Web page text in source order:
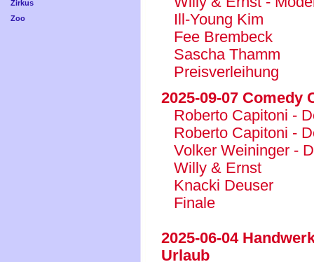
Zirkus
Zoo
Ill-Young Kim
Fee Brembeck
Sascha Thamm
Preisverleihung
2025-09-07 Comedy
Roberto Capitoni -
Roberto Capitoni -
Volker Weininger -
Willy & Ernst
Knacki Deuser
Finale
2025-06-04
Urlaub